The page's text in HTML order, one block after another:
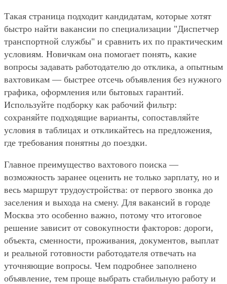
Такая страница подходит кандидатам, которые хотят
быстро найти вакансии по специализации "Диспетчер
транспортной службы" и сравнить их по практическим
условиям. Новичкам она помогает понять, какие
вопросы задавать работодателю до отклика, а опытным
вахтовикам — быстрее отсечь объявления без нужного
графика, оформления или бытовых гарантий.
Используйте подборку как рабочий фильтр:
сохраняйте подходящие варианты, сопоставляйте
условия в таблицах и откликайтесь на предложения,
где требования понятны до поездки.
Главное преимущество вахтового поиска —
возможность заранее оценить не только зарплату, но и
весь маршрут трудоустройства: от первого звонка до
заселения и выхода на смену. Для вакансий в городе
Москва это особенно важно, потому что итоговое
решение зависит от совокупности факторов: дороги,
объекта, сменности, проживания, документов, выплат
и реальной готовности работодателя отвечать на
уточняющие вопросы. Чем подробнее заполнено
объявление, тем проще выбрать стабильную работу и